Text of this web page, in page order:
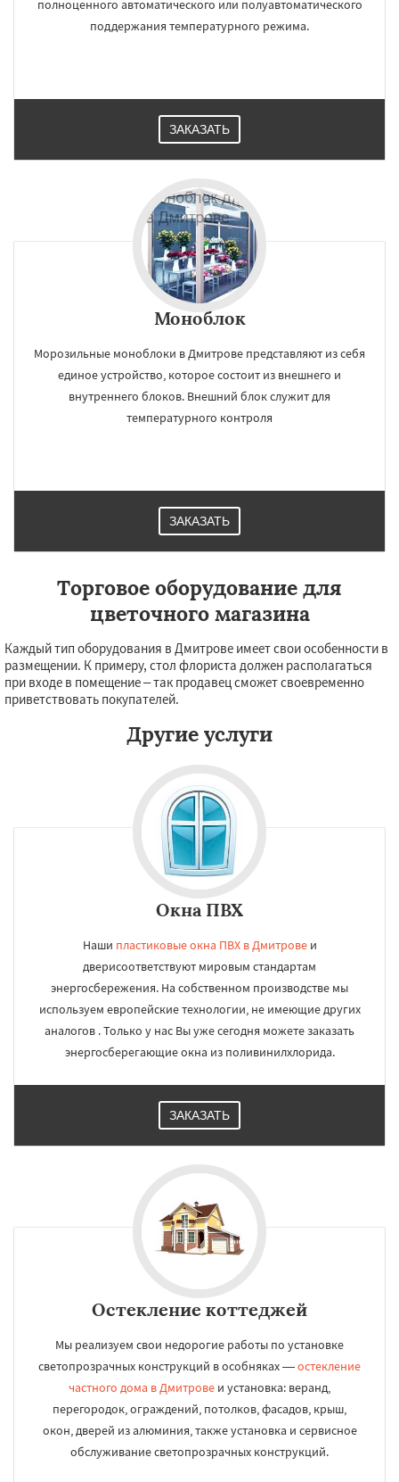
Работаем по
Домодедово Дрезна
Жуковский Зарайск
Клин Коломна Королев Котельники
Красноармейск Красногорск
Краснозаводск Краснознаменск
Куровское
Лосино-Петровский Луховицы
Павловский Посад Пересвет Подольск
Пущино
полноценного автоматического или полуавтоматического
поддержания температурного режима.
ЗАКАЗАТЬ
Моноблок
Морозильные моноблоки в Дмитрове представляют из себя
единое устройство, которое состоит из внешнего и
внутреннего блоков. Внешний блок служит для
температурного контроля
ЗАКАЗАТЬ
Торговое оборудование для
цветочного магазина
Каждый тип оборудования в Дмитрове имеет свои особенности в
размещении. К примеру, стол флориста должен располагаться
при входе в помещение – так продавец сможет своевременно
приветствовать покупателей.
Другие услуги
Окна ПВХ
Наши пластиковые окна ПВХ в Дмитровеи
дверисоответствуют мировым стандартам
энергосбережения. На собственном производстве мы
используем европейские технологии, не имеющие других
аналогов . Только у нас Вы уже сегодня можете заказать
энергосберегающие окна из поливинилхлорида.
ЗАКАЗАТЬ
Остекление коттеджей
Мы реализуем свои недорогие работы по установке
светопрозрачных конструкций в особняках —остекление
частного дома в Дмитрове и установка: веранд,
перегородок, ограждений, потолков, фасадов, крыш,
окон, дверей из алюминия, также установка и сервисное
обслуживание светопрозрачных конструкций.
УЗНАТЬ ПОДРОБНЕЕ
Даю согласие на обработку персональных данных